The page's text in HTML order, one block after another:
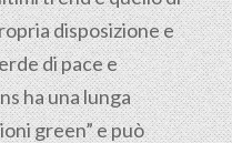
disposizione e
di pace e
ha una lunga
green” e può